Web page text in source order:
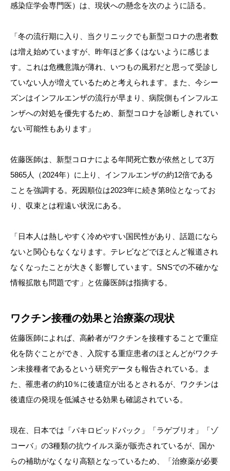
感染症学会専門医）は、現状への懸念を次のように語る。
「冬の流行期に入り、当クリニックでも新型コロナの患者数
は増え始めていますが、昨年ほど多くはないように感じま
す。これは危機意識が薄れ、いつもの風邪だと思って受診し
ていない人が増えているためと考えられます。また、今シー
ズンはインフルエンザの流行が早まり、病院側もインフルエ
ンザへの対処を優先するため、新型コロナを診断しきれてい
ない可能性もあります」
佐藤医師は、新型コロナによる年間死亡数が依然として3万
5865人（2024年）に上り、インフルエンザの約12倍である
ことを強調する。死因順位は2023年に続き第8位となってお
り、収束とは程遠い状況にある。
「日本人は熱しやすく冷めやすい国民性があり、話題になら
ないと関心もなくなります。テレビなどでほとんど報道され
なくなったことが大きく影響しています。SNSでの不確かな
情報拡散も問題です」と佐藤医師は指摘する。
ワクチン接種の効果と治療薬の現状
佐藤医師によれば、高齢者がワクチンを接種することで重症
化を防ぐことができ、入院する重症患者のほとんどがワクチ
ン未接種者であるという研究データも報告されている。ま
た、罹患者の約10％に後遺症が出るとされるが、ワクチンは
後遺症の発現を低減させる効果も確認されている。
現在、日本では「パキロビッドパック」「ラゲブリオ」「ゾ
コーバ」の3種類の抗ウイルス薬が販売されているが、国か
らの補助がなくなり高額となっているため、「治療薬が必要